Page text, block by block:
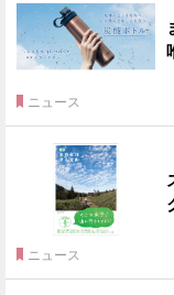
ニュース
ニュース